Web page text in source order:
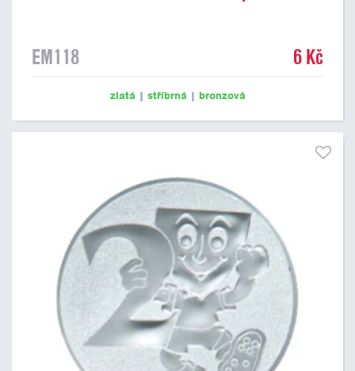
EM118 6 Kč
zlatá | stříbrná | bronzová